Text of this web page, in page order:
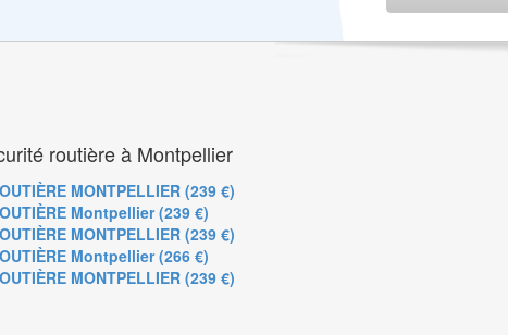
routière à Montpellier
MONTPELLIER (239 €)
Montpellier (239 €)
MONTPELLIER (239 €)
Montpellier (266 €)
MONTPELLIER (239 €)